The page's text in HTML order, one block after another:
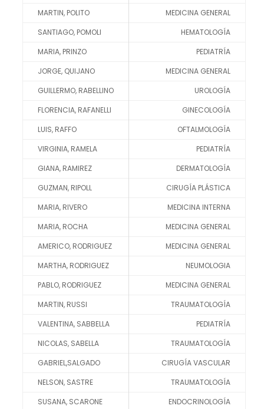
MARTIN, POLITO
MEDICINA GENERAL
SANTIAGO, POMOLI
HEMATOLOGÍA
MARIA, PRINZO
PEDIATRÍA
JORGE, QUIJANO
MEDICINA GENERAL
GUILLERMO, RABELLINO
UROLOGÍA
FLORENCIA, RAFANELLI
GINECOLOGÍA
LUIS, RAFFO
OFTALMOLOGÍA
VIRGINIA, RAMELA
PEDIATRÍA
GIANA, RAMIREZ
DERMATOLOGÍA
GUZMAN, RIPOLL
CIRUGÍA PLÁSTICA
MARIA, RIVERO
MEDICINA INTERNA
MARIA, ROCHA
MEDICINA GENERAL
AMERICO, RODRIGUEZ
MEDICINA GENERAL
MARTHA, RODRIGUEZ
NEUMOLOGIA
PABLO, RODRIGUEZ
MEDICINA GENERAL
MARTIN, RUSSI
TRAUMATOLOGÍA
VALENTINA, SABBELLA
PEDIATRÍA
NICOLAS, SABELLA
TRAUMATOLOGÍA
GABRIEL,SALGADO
CIRUGÍA VASCULAR
NELSON, SASTRE
TRAUMATOLOGÍA
SUSANA, SCARONE
ENDOCRINOLOGÍA